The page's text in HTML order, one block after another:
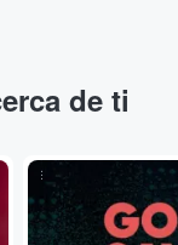
de ti
...